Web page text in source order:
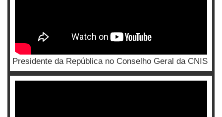
Presidente da República no Conselho Geral da CNIS